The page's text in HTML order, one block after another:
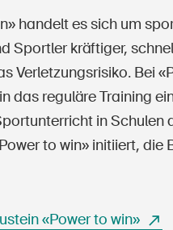
handelt es sich um
Sportler kräftiger,
Verletzungsrisiko. Bei
das reguläre Training
in Schulen
to win» initiiert,
«Power to win»